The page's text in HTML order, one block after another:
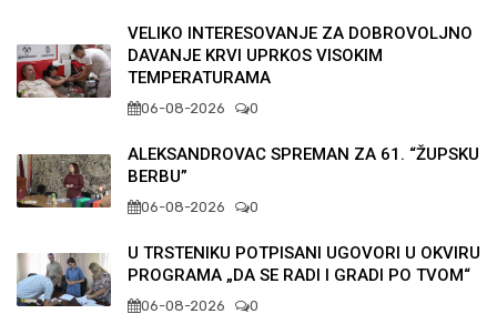
VELIKO INTERESOVANJE ZA DOBROVOLJNO
DAVANJE KRVI UPRKOS VISOKIM
TEMPERATURAMA
06-08-2026 0
ALEKSANDROVAC SPREMAN ZA 61. “ŽUPSKU
BERBU”
06-08-2026 0
U TRSTENIKU POTPISANI UGOVORI U OKVIRU
PROGRAMA „DA SE RADI I GRADI PO TVOM“
06-08-2026 0